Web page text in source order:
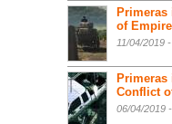
of
11/04/2019 -
Conflict
06/04/2019 -